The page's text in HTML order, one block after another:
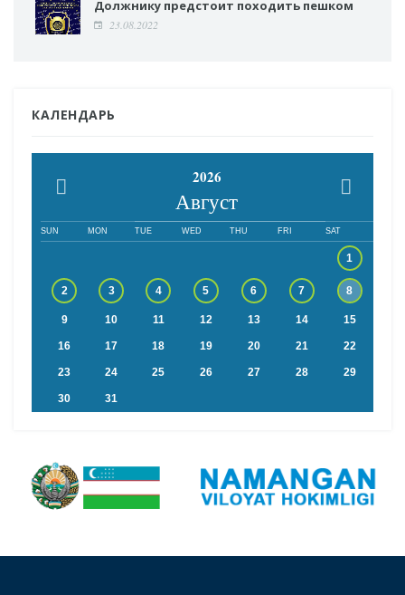
Должнику предстоит походить пешком
23.08.2022
КАЛЕНДАРЬ
2026
Август
SUN MON TUE WED THU FRI SAT
1
2 3 4 5 6 7 8
9 10 11 12 13 14 15
16 17 18 19 20 21 22
23 24 25 26 27 28 29
30 31